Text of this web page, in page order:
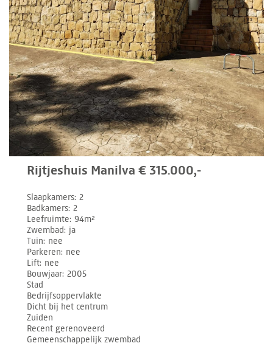
Rijtjeshuis Manilva € 315.000,-
Slaapkamers 2
Badkamers 2
Leefruimte 94m²
Zwembad ja
Tuin nee
Parkeren nee
Lift nee
Bouwjaar 2005
Stad
Bedrijfsoppervlakte
Dicht bij het centrum
Zuiden
Recent gerenoveerd
Gemeenschappelijk zwembad